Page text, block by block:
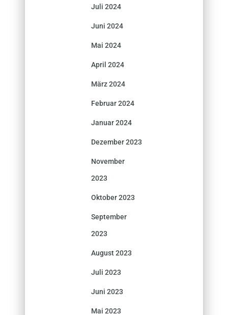
Juli 2024
Juni 2024
Mai 2024
April 2024
März 2024
Februar 2024
Januar 2024
Dezember 2023
November
2023
Oktober 2023
September
2023
August 2023
Juli 2023
Juni 2023
Mai 2023